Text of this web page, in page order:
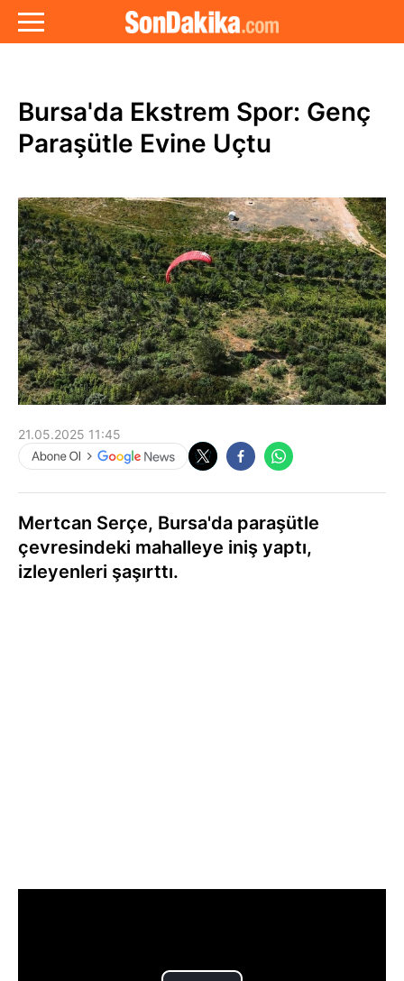
Bursa'da Ekstrem Spor: Genç
Paraşütle Evine Uçtu
21.05.2025 11:45
Mertcan Serçe, Bursa'da paraşütle
çevresindeki mahalleye iniş yaptı,
izleyenleri şaşırttı.